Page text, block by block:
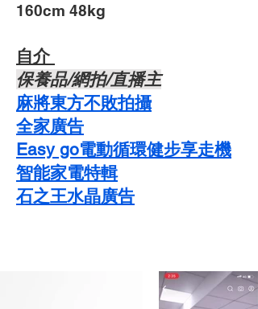
​160cm 48kg
自介 ​
​保養品/網拍/直播主
麻將東方不敗拍攝
​全家廣告
Easy go電動循環健步享走機
智能家電特輯
石之王水晶廣告